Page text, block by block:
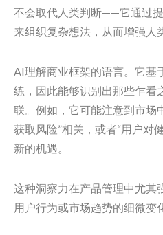
不会取代人类判断——它通过
来组织复杂想法，从而增强人
AI理解商业框架的语言。它基
练，因此能够识别出那些乍看
联。例如，它可能注意到市场
获取风险”相关，或者“用户对
新的机遇。
这种洞察力在产品管理中尤其
用户行为或市场趋势的细微变